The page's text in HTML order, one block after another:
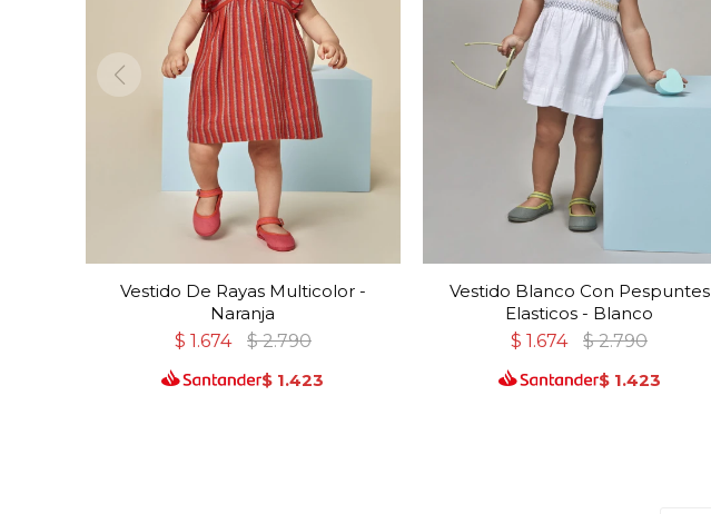
Vestido De Rayas Multicolor -
Naranja
$ 1.674 $ 2.790
$ 1.423
Vestido Blanco Con Pespuntes
Elasticos - Blanco
$ 1.674 $ 2.790
$ 1.423